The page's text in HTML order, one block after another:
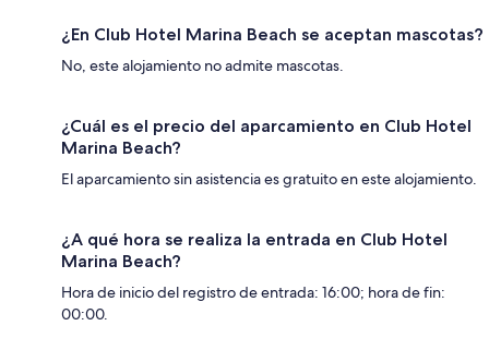
¿En Club Hotel Marina Beach se aceptan mascotas?
No, este alojamiento no admite mascotas.
¿Cuál es el precio del aparcamiento en Club Hotel
Marina Beach?
El aparcamiento sin asistencia es gratuito en este alojamiento.
¿A qué hora se realiza la entrada en Club Hotel
Marina Beach?
Hora de inicio del registro de entrada: 16:00; hora de fin:
00:00.